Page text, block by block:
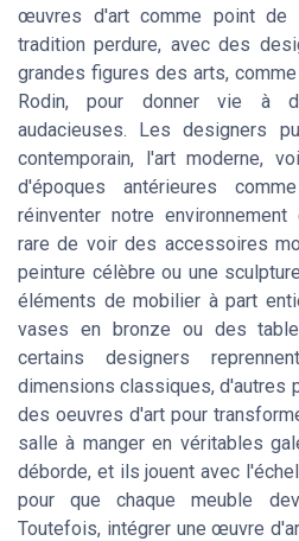
œuvres d'art comme point de
tradition perdure, avec des
grandes figures des arts,
Rodin, pour donner vie à
audacieuses. Les designers
contemporain, l'art moderne,
d'époques antérieures
réinventer notre
rare de voir des accessoires
peinture célèbre ou une
éléments de mobilier à part
vases en bronze ou des
certains designers
dimensions classiques, d'autres
des oeuvres d'art pour
salle à manger en véritables
déborde, et ils jouent avec
pour que chaque meuble
Toutefois, intégrer une œuvre